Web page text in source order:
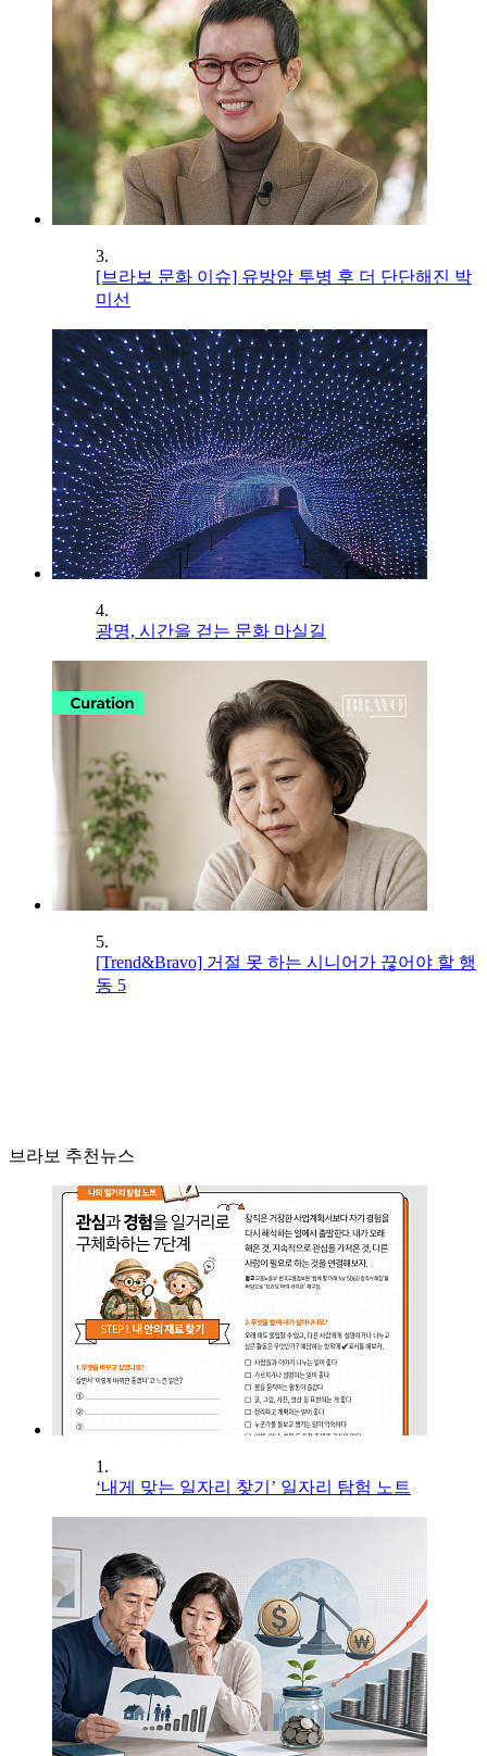
3.
[브라보 문화 이슈] 유방암 투병 후 더 단단해진 박
미선
4.
광명, 시간을 걷는 문화 마실길
5.
[Trend&Bravo] 거절 못 하는 시니어가 끊어야 할 행
동 5
브라보 추천뉴스
1.
‘내게 맞는 일자리 찾기’ 일자리 탐험 노트